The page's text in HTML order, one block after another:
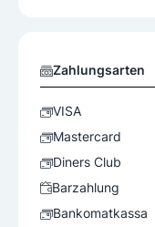
Zahlungsarten
VISA
Mastercard
Diners Club
Barzahlung
Bankomatkassa